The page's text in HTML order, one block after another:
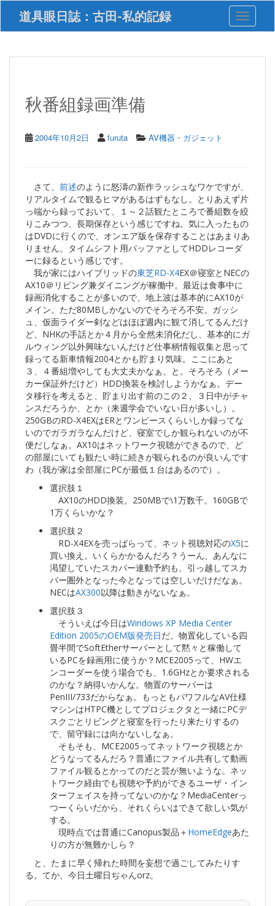
i
道具眼日誌：古田-私的記録 Toggle
秋番組録画準備
2004年10月2日 furuta AV機器・ガジェット
さて、 前述のように怒濤の新作ラッシュなワケですが、
リアルタイムで観るヒマがあるはずもなし。とりあえず片
っ端から録っておいて、１～２話観たところで番組数を絞
りこみつつ、長期保存という感じですね。気に入ったもの
はDVDに行くので、オンエア版を保存することはあまりあ
りません。タイムシフト用バッファとしてHDDレコーダ
ーに録るという感じです。
我が家にはハイブリッドの東芝RD-X4EX＠寝室とNECの
AX10＠リビング兼ダイニングが稼働中。最近は食事中に
録画消化することが多いので、地上波は基本的にAX10が
メイン。ただ80MBしかないのでそろそろ不安。ガッシ
ュ、仮面ライダー剣などはほぼ週内に観て消してるんだけ
ど、NHKの手話とか４月から全然未消化だし、基本的にガ
ルウィング以外興味ないんだけど仕事柄情報収集と思って
録ってる新車情報2004とかも貯まり気味。ここにあと
３、４番組増やしても大丈夫かなぁ、と。そろそろ（メー
カー保証外だけど）HDD換装を検討しようかなぁ。デー
タ移行を考えると、貯まり出す前のこの２、３日中がチャ
ンスだろうか、とか（来週学会でいない日が多いし）。
250GBのRD-X4EXはERとワンピースくらいしか録ってな
いのでガラガラなんだけど、寝室でしか観られないのが不
便だしなぁ。AX10はネットワーク視聴ができるので、ど
の部屋にいても観たい時に続きが観られるのが良いんです
わ（我が家は全部屋にPCが最低１台はあるので）。
選択肢１
AX10のHDD換装。250MBで\1万数千。160GBで
1万くらいかな？
選択肢２
RD-X4EXを売っぱらって、ネット視聴対応のX5に
買い換え。いくらかかるんだろ？うーん、あんなに
渇望していたスカパー連動予約も、引っ越してスカ
パー圏外となった今となっては空しいだけだなぁ。
NECはAX300以降は動きがないなぁ。
選択肢３
そういえば今日はWindows XP Media Center
Edition 2005のOEM版発売日だ。物置化している四
畳半間でSoftEtherサーバーとして黙々と稼働して
いるPCを録画用に使うか？MCE2005って、HWエ
ンコーダーを使う場合でも、1.6GHzとか要求される
のかな？納得いかんな。物置のサーバーは
PenIII/733だからなぁ。もっともパワフルなAV仕様
マシンはHTPC機としてプロジェクタと一緒にPCデ
スクごとリビングと寝室を行ったり来たりするの
で、留守録には向かないしなぁ。
そもそも、MCE2005ってネットワーク視聴とか
どうなってるんだろ？普通にファイル共有して動画
ファイル観るとかってのだと芸が無いような。ネッ
トワーク経由でも視聴や予約ができるユーザ・イン
ターフェイスを持ってないのかな？MediaCenterっ
つーくらいだから、それくらいはできて欲しい気が
する。
現時点では普通にCanopus製品＋ HomeEdgeあた
りの方が無難かしら？
と、たまに早く帰れた時間を妄想で過ごしてみたりす
る。てか、今日土曜日ぢゃんorz。